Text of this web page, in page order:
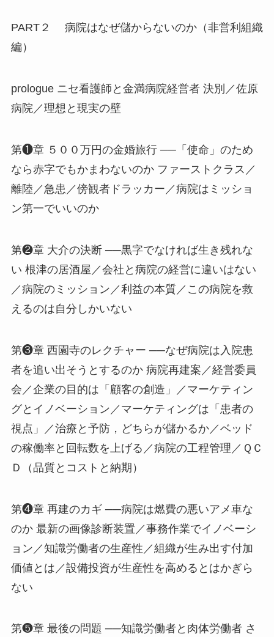
PART２ 病院はなぜ儲からないのか（非営利組織
編）
prologue ニセ看護師と金満病院経営者 決別／佐原
病院／理想と現実の壁
第❶章 ５００万円の金婚旅行 ──「使命」のため
なら赤字でもかまわないのか ファーストクラス／
離陸／急患／傍観者ドラッカー／病院はミッショ
ン第一でいいのか
第❷章 大介の決断 ──黒字でなければ生き残れな
い 根津の居酒屋／会社と病院の経営に違いはない
／病院のミッション／利益の本質／この病院を救
えるのは自分しかいない
第❸章 西園寺のレクチャー ──なぜ病院は入院患
者を追い出そうとするのか 病院再建案／経営委員
会／企業の目的は「顧客の創造」／マーケティン
グとイノベーション／マーケティングは「患者の
視点」／治療と予防，どちらが儲かるか／ベッド
の稼働率と回転数を上げる／病院の工程管理／ＱＣ
Ｄ（品質とコストと納期）
第❹章 再建のカギ ──病院は燃費の悪いアメ車な
のか 最新の画像診断装置／事務作業でイノベーシ
ョン／知識労働者の生産性／組織が生み出す付加
価値とは／設備投資が生産性を高めるとはかぎら
ない
第❺章 最後の問題 ──知識労働者と肉体労働者 さ